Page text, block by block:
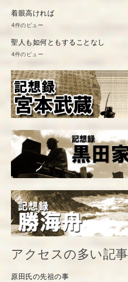
着眼高ければ
4件のビュー
聖人も如何ともすることなし
4件のビュー
アクセスの多い記事
原田氏の先祖の事